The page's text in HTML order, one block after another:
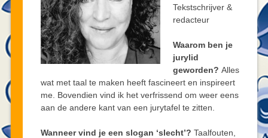
Tekstschrijver &
redacteur
Waarom ben je
jurylid
geworden? Alles
wat met taal te maken heeft fascineert en inspireert
me. Bovendien vind ik het verfrissend om weer eens
aan de andere kant van een jurytafel te zitten.
Wanneer vind je een slogan ‘slecht’? Taalfouten,